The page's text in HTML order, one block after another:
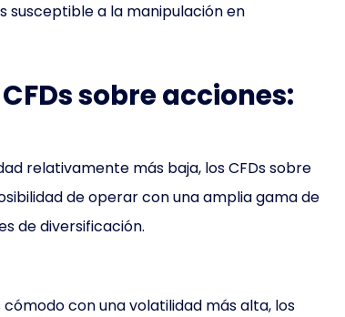
susceptible a la manipulación en
sobre acciones:
relativamente más baja, los CFDs sobre
de operar con una amplia gama de
de diversificación.
con una volatilidad más alta, los